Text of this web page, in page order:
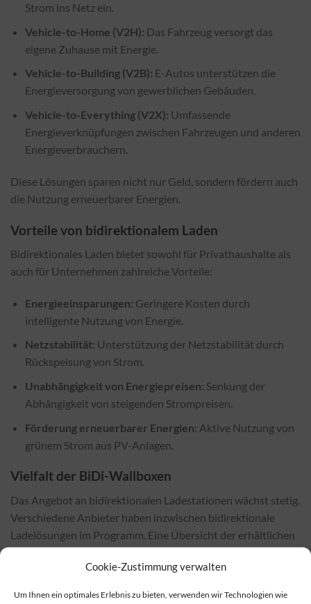
Cookie-Zustimmung verwalten
Um Ihnen ein optimales Erlebnis zu bieten, verwenden wir Technologien wie
Strom ins Netz ein.
Vehicle-to-Home (V2H): Das Fahrzeug versorgt das
eigene Zuhause mit Energie.
Vehicle-to-Building (V2B): E-Autos unterstützen die
Energieversorgung von gewerblichen Gebäuden.
Vehicle-to-Everything (V2X): Umfassende
Energieverknüpfungen zwischen Fahrzeugen und anderen
Energieverbrauchern.
Diese Lösungen sparen nicht nur Geld, sondern fördern auch
die Nutzung erneuerbarer Energien.
Vorteile von bidirektionalem Laden
Bidirektionales Laden bietet sowohl für Privathaushalte als
auch für Unternehmen zahlreiche Vorteile:
Energieeinsparungen: Geringere Kosten durch
intelligente Nutzung von Energie.
Netzstabilität: Unterstützung der Netzstabilität durch
Rückspeisung von Strom.
Unabhängigkeit von Energiepreisen: Senkung der
Abhängigkeit von steigenden Strompreisen.
Förderung erneuerbarer Energien: Aktive Nutzung von
grünem Strom aus PV-Anlagen.
Vielfalt der BiDi-Wallboxen
Das Angebot an bidirektionalen Ladestationen wächst stetig.
Verschiedene Anbieter haben inzwischen bidirektionale
Ladelösungen im Programm. Eine Übersicht der erhältlichen
bidirektionalen Wallboxen finden Sie hier.
Wallboxen